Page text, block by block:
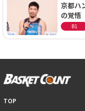
京都ハ
の覚悟
に、京
B1
TOP